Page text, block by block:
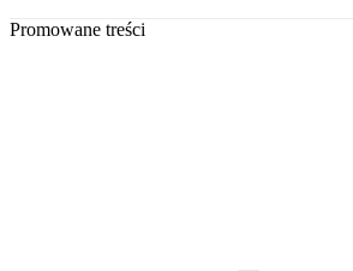
Promowane treści